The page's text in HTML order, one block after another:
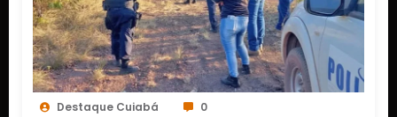
Destaque Cuiabá 0